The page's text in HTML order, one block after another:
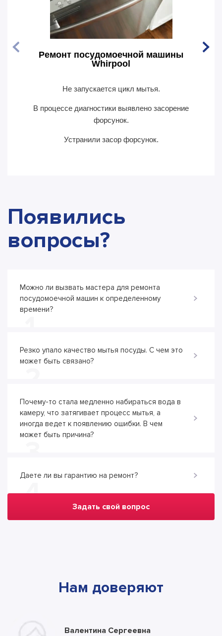
Ремонт посудомоечной машины
Whirpool
Не запускается цикл мытья.
В процессе диагностики выявлено засорение
форсунок.
Устранили засор форсунок.
Появились
вопросы?
Можно ли вызвать мастера для ремонта
посудомоечной машин к определенному
времени?
Резко упало качество мытья посуды. С чем это
может быть связано?
Почему-то стала медленно набираться вода в
камеру, что затягивает процесс мытья, а
иногда ведет к появлению ошибки. В чем
может быть причина?
Даете ли вы гарантию на ремонт?
4 Задать свой вопрос
Нам доверяют
Марина
Валентина Сергеевна
Владимир